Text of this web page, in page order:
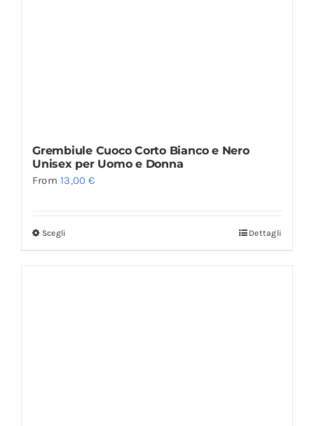
Grembiule Cuoco Corto Bianco e Nero
Unisex per Uomo e Donna
From13,00€
Scegli Dettagli